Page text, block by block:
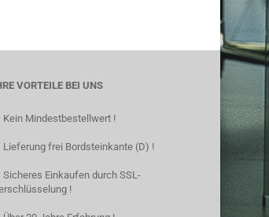
VORTEILE BEI UNS
Mindestbestellwert !
frei Bordsteinkante (D) !
Einkaufen durch SSL-
!